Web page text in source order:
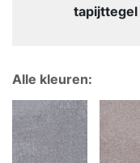
tapijttegel
Alle kleuren: